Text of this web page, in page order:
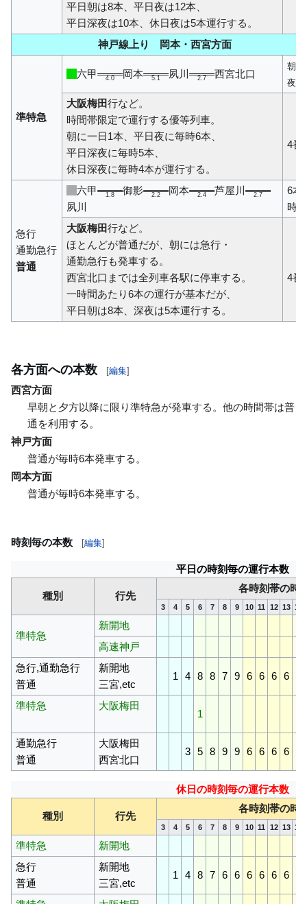
平日朝は8本、平日夜は12本、
平日深夜は10本、休日夜は5本運行する。
神戸線上り 岡本・西宮方面
準特急
六甲 4.0 岡本 5.1夙川 2.7 西宮北口
朝・
夜
大阪梅田行など。
時間帯限定で運行する優等列車。
朝に一日1本、平日夜に毎時6本、
平日深夜に毎時5本、
休日深夜に毎時4本が運行する。
4番
急行
通勤急行
普通
六甲 1.8 御影 2.2 岡本 2.4芦屋川 2.7
夙川
6本/
時
大阪梅田行など。
ほとんどが普通だが、朝には急行・
通勤急行も発車する。
西宮北口までは全列車各駅に停車する。
一時間あたり6本の運行が基本だが、
平日朝は8本、深夜は5本運行する。
4番
各方面への本数 [編集]
西宮方面
早朝と夕方以降に限り準特急が発車する。他の時間帯は普
通を利用する。
神戸方面
普通が毎時6本発車する。
岡本方面
普通が毎時6本発車する。
時刻毎の本数 [編集]
平日の時刻毎の運行本数
種別 行先
各時刻帯の時
3 4 5 6 7 8 9 10 11 12 13 14
準特急
新開地
高速神戸
急行,通勤急行
普通
新開地
三宮,etc
1 4 8 8 7 9 6 6 6 6
準特急 大阪梅田
1
通勤急行
普通
大阪梅田
西宮北口
3 5 8 9 9 6 6 6 6
休日の時刻毎の運行本数
種別 行先
各時刻帯の時
3 4 5 6 7 8 9 10 11 12 13 14
準特急
新開地
急行
普通
新開地
三宮,etc
1 4 8 7 6 6 6 6 6 6